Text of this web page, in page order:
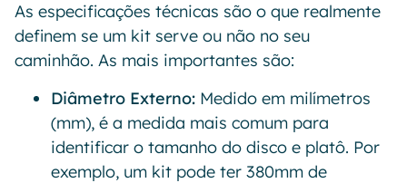
As especificações técnicas são o que realmente
definem se um kit serve ou não no seu
caminhão. As mais importantes são:
Diâmetro Externo: Medido em milímetros
(mm), é a medida mais comum para
identificar o tamanho do disco e platô. Por
exemplo, um kit pode ter 380mm de